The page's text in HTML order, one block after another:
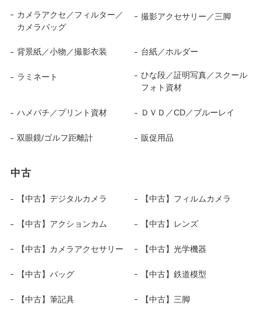
カメラアクセ／フィルター／
カメラバッグ
撮影アクセサリー／三脚
背景紙／小物／撮影衣装 台紙／ホルダー
ラミネート
ひな段／証明写真／スクール
フォト資材
ハメパチ／プリント資材 ＤＶＤ／CD／ブルーレイ
双眼鏡/ゴルフ距離計 販促用品
中古
【中古】デジタルカメラ 【中古】フィルムカメラ
【中古】アクションカム 【中古】レンズ
【中古】カメラアクセサリー 【中古】光学機器
【中古】バッグ 【中古】鉄道模型
【中古】筆記具 【中古】三脚